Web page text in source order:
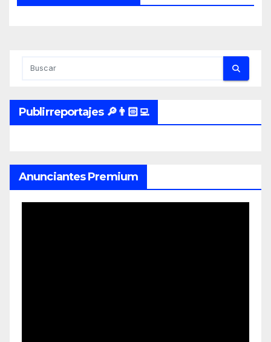
Publirreportajes 🔎👨🏻‍💻
Anunciantes Premium